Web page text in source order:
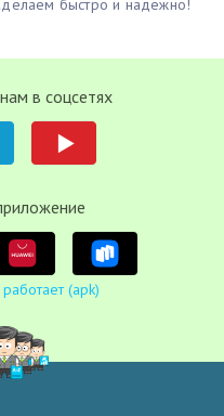
быстро и надежно!
в соцсетях
(apk)